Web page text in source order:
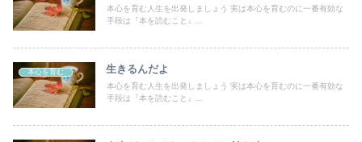
本心を育む人生を出発しましょう 実は本心を育むのに一番有効な
手段は『本を読むこと』...
本心を育む 生きるんだよ
本心を育む人生を出発しましょう 実は本心を育むのに一番有効な
手段は『本を読むこと』...